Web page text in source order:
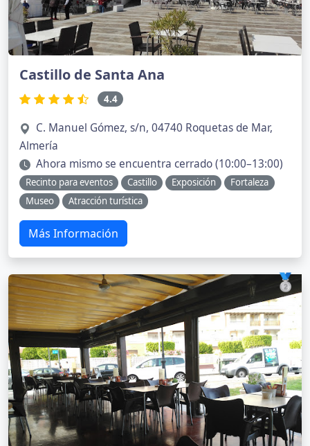
Castillo de Santa Ana
4.4
C. Manuel Gómez, s/n, 04740 Roquetas de Mar,
Almería
Ahora mismo se encuentra cerrado (10:00–13:00)
Recinto para eventos Castillo Exposición
Fortaleza
Museo
Atracción turística
Más Información
🥈